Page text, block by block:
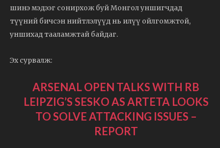
шинэ мэдээг сонирхож буй Монгол уншигчдад
түүний бичсэн нийтлэлүүд нь илүү ойлгомжтой,
уншихад тааламжтай байдаг.
Эх сурвалж:
ARSENAL OPEN TALKS WITH RB
LEIPZIG’S SESKO AS ARTETA LOOKS
TO SOLVE ATTACKING ISSUES –
REPORT